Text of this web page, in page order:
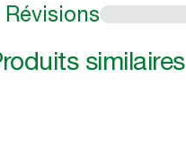
Révisions
similaires